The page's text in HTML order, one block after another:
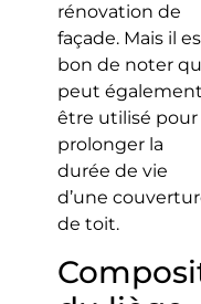
rénovation de
façade. Mais il
bon de noter
peut également
être utilisé pour
prolonger la
durée de vie
d’une
de toit.